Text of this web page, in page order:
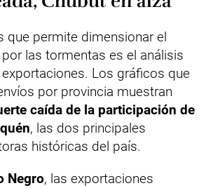
que permite dimensionar el
las tormentas es el análisis
Los gráficos que
por provincia muestran
caída de la participación de
, las dos principales
históricas del país.
Negro, las exportaciones